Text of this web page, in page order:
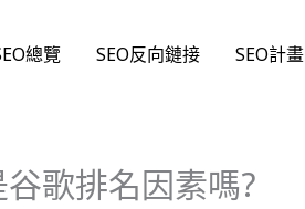
總覽 SEO反向鏈接 SEO計畫
歌排名因素嗎?